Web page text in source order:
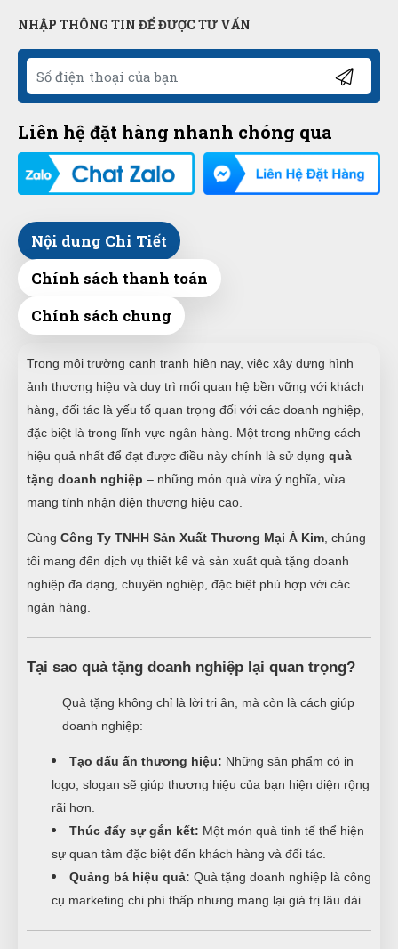
NHẬP THÔNG TIN ĐỂ ĐƯỢC TƯ VẤN
Liên hệ đặt hàng nhanh chóng qua
Nội dung Chi Tiết
Chính sách thanh toán
Chính sách chung
Trong môi trường cạnh tranh hiện nay, việc xây dựng hình
ảnh thương hiệu và duy trì mối quan hệ bền vững với khách
hàng, đối tác là yếu tố quan trọng đối với các doanh nghiệp,
đặc biệt là trong lĩnh vực ngân hàng. Một trong những cách
hiệu quả nhất để đạt được điều này chính là sử dụng quà
tặng doanh nghiệp – những món quà vừa ý nghĩa, vừa
mang tính nhận diện thương hiệu cao.
Cùng Công Ty TNHH Sản Xuất Thương Mại Á Kim , chúng
tôi mang đến dịch vụ thiết kế và sản xuất quà tặng doanh
nghiệp đa dạng, chuyên nghiệp, đặc biệt phù hợp với các
ngân hàng.
Tại sao quà tặng doanh nghiệp lại quan trọng?
Quà tặng không chỉ là lời tri ân, mà còn là cách giúp
doanh nghiệp:
Tạo dấu ấn thương hiệu: Những sản phẩm có in
logo, slogan sẽ giúp thương hiệu của bạn hiện diện rộng
rãi hơn.
Thúc đẩy sự gắn kết: Một món quà tinh tế thể hiện
sự quan tâm đặc biệt đến khách hàng và đối tác.
Quảng bá hiệu quả: Quà tặng doanh nghiệp là công
cụ marketing chi phí thấp nhưng mang lại giá trị lâu dài.